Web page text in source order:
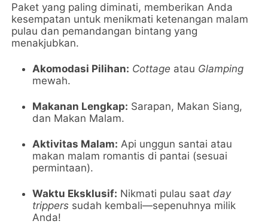
Paket yang paling diminati, memberikan Anda
kesempatan untuk menikmati ketenangan malam
pulau dan pemandangan bintang yang
menakjubkan.
Akomodasi Pilihan: Cottage atau Glamping
mewah.
Makanan Lengkap: Sarapan, Makan Siang,
dan Makan Malam.
Aktivitas Malam: Api unggun santai atau
makan malam romantis di pantai (sesuai
permintaan).
Waktu Eksklusif: Nikmati pulau saatday
trippers sudah kembali—sepenuhnya milik
Anda!